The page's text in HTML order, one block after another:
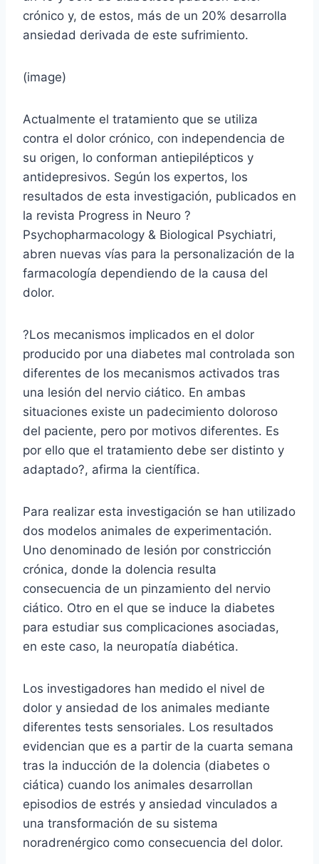
crónico y, de estos, más de un 20% desarrolla
ansiedad derivada de este sufrimiento.
(image)
Actualmente el tratamiento que se utiliza
contra el dolor crónico, con independencia de
su origen, lo conforman antiepilépticos y
antidepresivos. Según los expertos, los
resultados de esta investigación, publicados en
la revista Progress in Neuro ?
Psychopharmacology & Biological Psychiatri,
abren nuevas vías para la personalización de la
farmacología dependiendo de la causa del
dolor.
?Los mecanismos implicados en el dolor
producido por una diabetes mal controlada son
diferentes de los mecanismos activados tras
una lesión del nervio ciático. En ambas
situaciones existe un padecimiento doloroso
del paciente, pero por motivos diferentes. Es
por ello que el tratamiento debe ser distinto y
adaptado?, afirma la científica.
Para realizar esta investigación se han utilizado
dos modelos animales de experimentación.
Uno denominado de lesión por constricción
crónica, donde la dolencia resulta
consecuencia de un pinzamiento del nervio
ciático. Otro en el que se induce la diabetes
para estudiar sus complicaciones asociadas,
en este caso, la neuropatía diabética.
Los investigadores han medido el nivel de
dolor y ansiedad de los animales mediante
diferentes tests sensoriales. Los resultados
evidencian que es a partir de la cuarta semana
tras la inducción de la dolencia (diabetes o
ciática) cuando los animales desarrollan
episodios de estrés y ansiedad vinculados a
una transformación de su sistema
noradrenérgico como consecuencia del dolor.